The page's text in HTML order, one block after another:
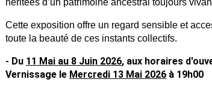
héritées d’un patrimoine ancestral toujours
Cette exposition offre un regard sensible et
toute la beauté de ces instants collectifs.
- Du 11 Mai au 8 Juin 2026, aux horaires
Vernissage le Mercredi 13 Mai 2026 à 19h00